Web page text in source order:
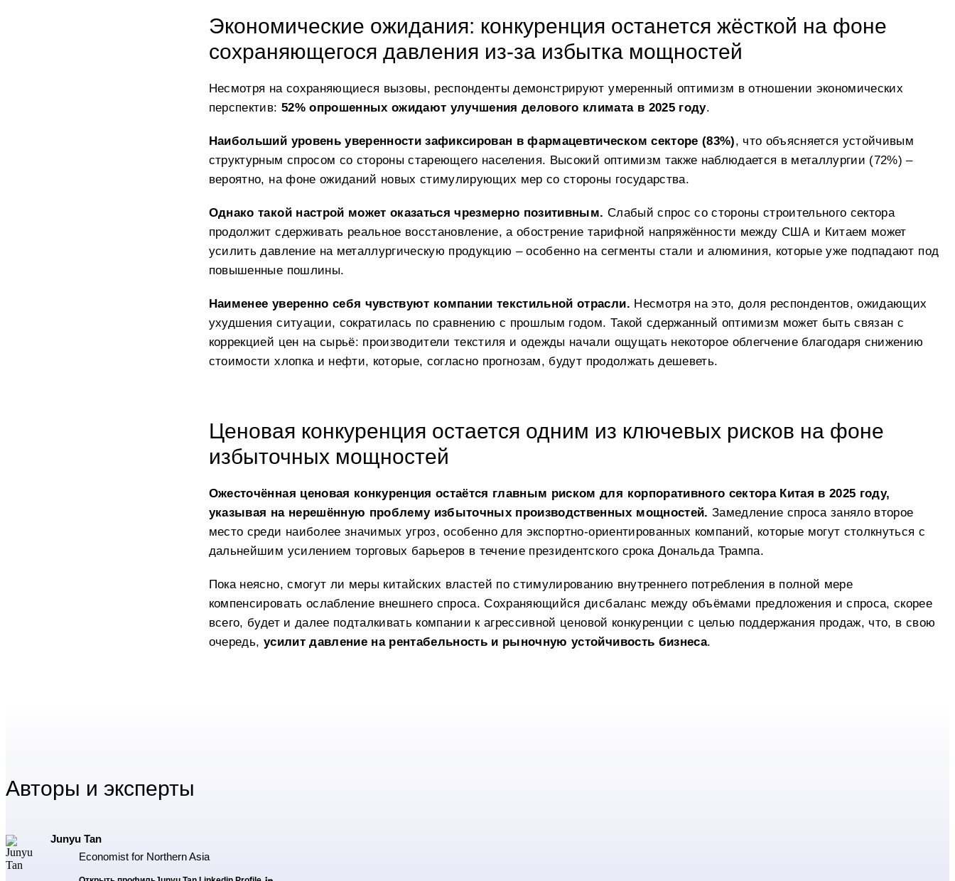
Экономические ожидания: конкуренция останется жёсткой на фоне
сохраняющегося давления из-за избытка мощностей
Несмотря на сохраняющиеся вызовы, респонденты демонстрируют умеренный оптимизм в отношении экономических
перспектив: 52% опрошенных ожидают улучшения делового климата в 2025 году.
Наибольший уровень уверенности зафиксирован в фармацевтическом секторе (83%), что объясняется устойчивым
структурным спросом со стороны стареющего населения. Высокий оптимизм также наблюдается в металлургии (72%) –
вероятно, на фоне ожиданий новых стимулирующих мер со стороны государства.
Однако такой настрой может оказаться чрезмерно позитивным. Слабый спрос со стороны строительного сектора
продолжит сдерживать реальное восстановление, а обострение тарифной напряжённости между США и Китаем может
усилить давление на металлургическую продукцию – особенно на сегменты стали и алюминия, которые уже подпадают под
повышенные пошлины.
Наименее уверенно себя чувствуют компании текстильной отрасли. Несмотря на это, доля респондентов, ожидающих
ухудшения ситуации, сократилась по сравнению с прошлым годом. Такой сдержанный оптимизм может быть связан с
коррекцией цен на сырьё: производители текстиля и одежды начали ощущать некоторое облегчение благодаря снижению
стоимости хлопка и нефти, которые, согласно прогнозам, будут продолжать дешеветь.
Ценовая конкуренция остается одним из ключевых рисков на фоне
избыточных мощностей
Ожесточённая ценовая конкуренция остаётся главным риском для корпоративного сектора Китая в 2025 году,
указывая на нерешённую проблему избыточных производственных мощностей. Замедление спроса заняло второе
место среди наиболее значимых угроз, особенно для экспортно-ориентированных компаний, которые могут столкнуться с
дальнейшим усилением торговых барьеров в течение президентского срока Дональда Трампа.
Пока неясно, смогут ли меры китайских властей по стимулированию внутреннего потребления в полной мере
компенсировать ослабление внешнего спроса. Сохраняющийся дисбаланс между объёмами предложения и спроса, скорее
всего, будет и далее подталкивать компании к агрессивной ценовой конкуренции с целью поддержания продаж, что, в свою
очередь, усилит давление на рентабельность и рыночную устойчивость бизнеса.
Авторы и эксперты
Junyu Tan
Economist for Northern Asia